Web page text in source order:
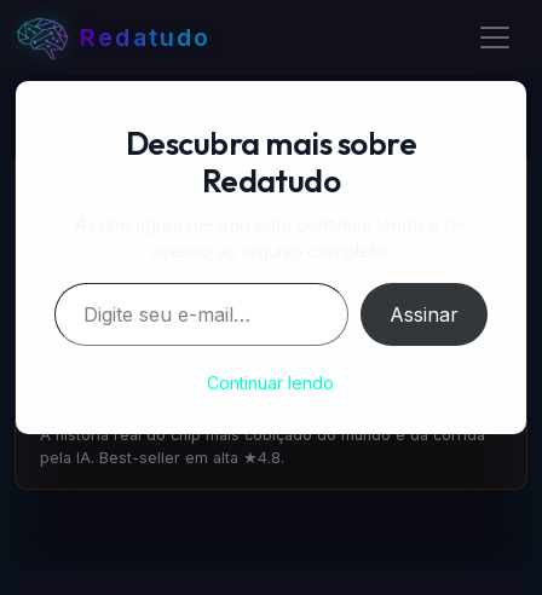
Redatudo
📚 LIVROS RECOMENDADOS
Escrito pelo cofundador do DeepMind: como a IA vai
transformar tudo. 1.100 avaliações ★4.6.
A Máquina que Pensa — Jensen Huang e a Nvidia
A história real do chip mais cobiçado do mundo e da corrida
pela IA. Best-seller em alta ★4.8.
Descubra mais sobre
Redatudo
Digite seu e-mail…
Assinar
Continuar lendo